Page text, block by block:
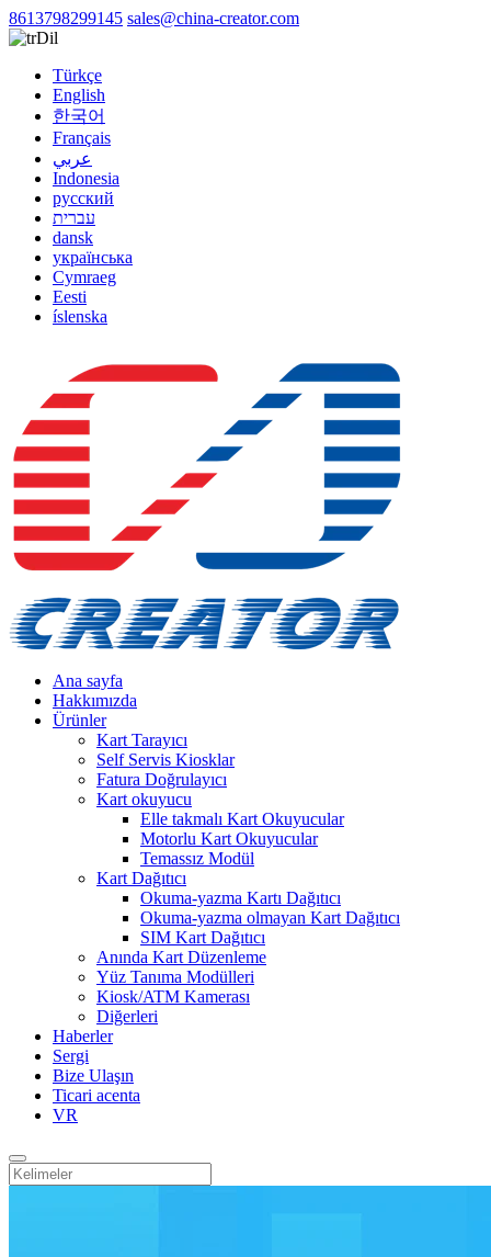
8613798299145 sales@china-creator.com
Dil
Türkçe
English
한국어
Français
عربي
Indonesia
русский
עברית
dansk
українська
Cymraeg
Eesti
íslenska
Ana sayfa
Hakkımızda
Ürünler
Kart Tarayıcı
Self Servis Kiosklar
Fatura Doğrulayıcı
Kart okuyucu
Elle takmalı Kart Okuyucular
Motorlu Kart Okuyucular
Temassız Modül
Kart Dağıtıcı
Okuma-yazma Kartı Dağıtıcı
Okuma-yazma olmayan Kart Dağıtıcı
SIM Kart Dağıtıcı
Anında Kart Düzenleme
Yüz Tanıma Modülleri
Kiosk/ATM Kamerası
Diğerleri
Haberler
Sergi
Bize Ulaşın
Ticari acenta
VR